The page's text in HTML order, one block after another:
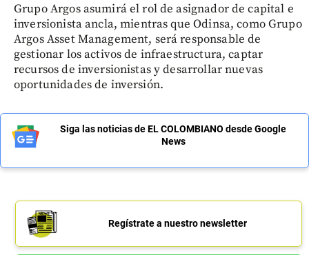
Grupo Argos asumirá el rol de asignador de capital e
inversionista ancla, mientras que Odinsa, como Grupo
Argos Asset Management, será responsable de
gestionar los activos de infraestructura, captar
recursos de inversionistas y desarrollar nuevas
oportunidades de inversión.
Siga las noticias de EL COLOMBIANO desde Google
News
Regístrate a nuestro newsletter